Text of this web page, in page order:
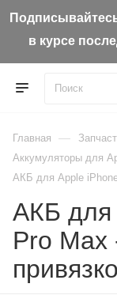
в курсе
Главная —
Aккумуляторы для
АКБ для Apple
АКБ для
Pro Max